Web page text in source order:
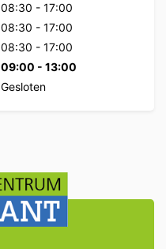
08:30 - 17:00
08:30 - 17:00
08:30 - 17:00
09:00 - 13:00
Gesloten